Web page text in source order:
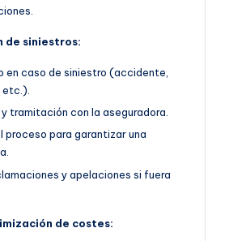
de siniestros:
en caso de siniestro (accidente,
etc.).
tramitación con la aseguradora.
proceso para garantizar una
y apelaciones si fuera
de costes: